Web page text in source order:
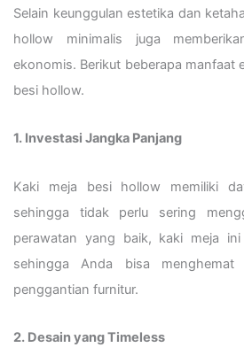
Selain keunggulan estetika dan
hollow minimalis juga
ekonomis. Berikut beberapa manfaat
besi hollow.
1. Investasi Jangka Panjang
Kaki meja besi hollow memiliki
sehingga tidak perlu sering
perawatan yang baik, kaki meja
sehingga Anda bisa
penggantian furnitur.
2. Desain yang Timeless